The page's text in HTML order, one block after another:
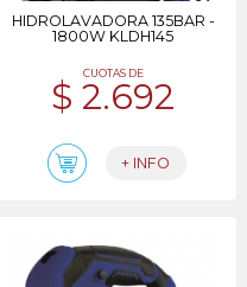
HIDROLAVADORA 135BAR -
1800W KLDH145
CUOTAS DE
$ 2.692
+ INFO